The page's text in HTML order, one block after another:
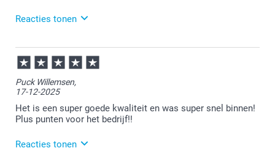
Reacties tonen
16-03-2026
11:46
Heel veel plezier van het kaartenspel!
Puck Willemsen,
17-12-2025
Het is een super goede kwaliteit en was super snel binnen!
Plus punten voor het bedrijf!!
Reacties tonen